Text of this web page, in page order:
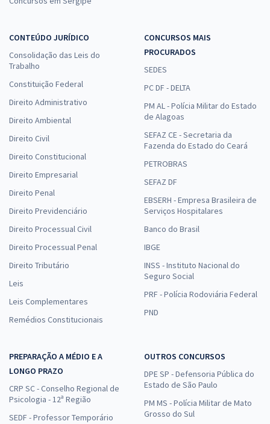
CONTEÚDO JURÍDICO
Consolidação das Leis do
Trabalho
Constituição Federal
Direito Administrativo
Direito Ambiental
Direito Civil
Direito Constitucional
Direito Empresarial
Direito Penal
Direito Previdenciário
Direito Processual Civil
Direito Processual Penal
Direito Tributário
Leis
Leis Complementares
Remédios Constitucionais
CONCURSOS MAIS
PROCURADOS
SEDES
PC DF - DELTA
PM AL - Polícia Militar do Estado
de Alagoas
SEFAZ CE - Secretaria da
Fazenda do Estado do Ceará
PETROBRAS
SEFAZ DF
EBSERH - Empresa Brasileira de
Serviços Hospitalares
Banco do Brasil
IBGE
INSS - Instituto Nacional do
Seguro Social
PRF - Polícia Rodoviária Federal
PND
PREPARAÇÃO A MÉDIO E A
LONGO PRAZO
CRP SC - Conselho Regional de
Psicologia - 12ª Região
SEDF - Professor Temporário
OUTROS CONCURSOS
DPE SP - Defensoria Pública do
Estado de São Paulo
PM MS - Polícia Militar de Mato
Grosso do Sul